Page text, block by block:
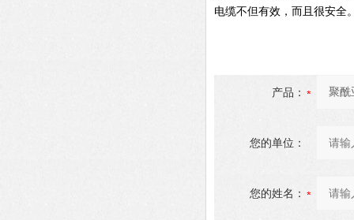
电缆不但有效，而且很安全
产品：
您的单位：
您的姓名：